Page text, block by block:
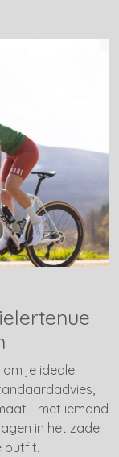
om je ideale
- met iemand
in het zadel
outfit.